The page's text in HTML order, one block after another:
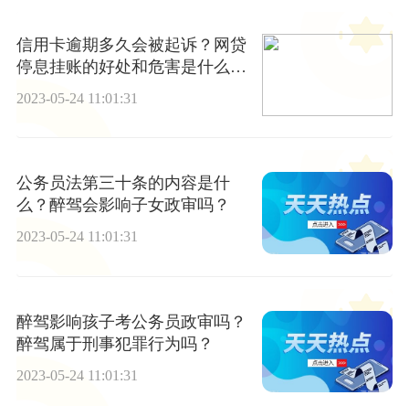
信用卡逾期多久会被起诉？网贷
停息挂账的好处和危害是什么？-
2023-05-24 11:01:31
公务员法第三十条的内容是什
么？醉驾会影响子女政审吗？
2023-05-24 11:01:31
醉驾影响孩子考公务员政审吗？
醉驾属于刑事犯罪行为吗？
2023-05-24 11:01:31